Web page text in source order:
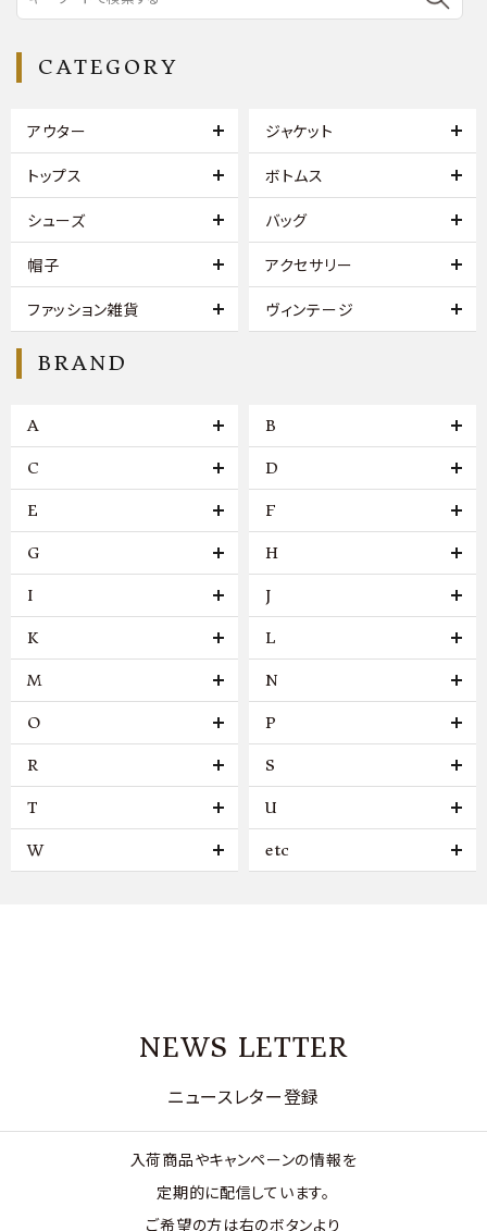
CATEGORY
アウター ジャケット
トップス ボトムス
シューズ バッグ
帽子 アクセサリー
ファッション雑貨 ヴィンテージ
BRAND
A B
C D
E F
G H
I J
K L
M N
O P
R S
T U
W etc
NEWS LETTER
ニュースレター登録
入荷商品やキャンペーンの情報を
定期的に配信しています。
ご希望の方は右のボタンより